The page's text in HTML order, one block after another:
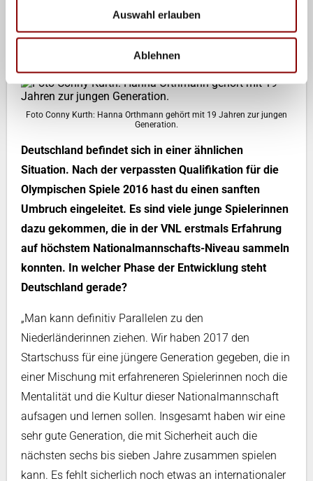
Auswahl erlauben
Ablehnen
Red.), der das Potenzial erstmals ausgeschöpft hat.
Mittlerweile gehören sie ganz klar zu den Top-5 der
Foto Conny Kurth: Hanna Orthmann gehört mit 19 Jahren zur jungen
Generation.
Deutschland befindet sich in einer ähnlichen
Situation. Nach der verpassten Qualifikation für die
Olympischen Spiele 2016 hast du einen sanften
Umbruch eingeleitet. Es sind viele junge Spielerinnen
dazu gekommen, die in der VNL erstmals Erfahrung
auf höchstem Nationalmannschafts-Niveau sammeln
konnten. In welcher Phase der Entwicklung steht
Deutschland gerade?
„Man kann definitiv Parallelen zu den
Niederländerinnen ziehen. Wir haben 2017 den
Startschuss für eine jüngere Generation gegeben, die in
einer Mischung mit erfahreneren Spielerinnen noch die
Mentalität und die Kultur dieser Nationalmannschaft
aufsagen und lernen sollen. Insgesamt haben wir eine
sehr gute Generation, die mit Sicherheit auch die
nächsten sechs bis sieben Jahre zusammen spielen
kann. Es fehlt sicherlich noch etwas an internationaler